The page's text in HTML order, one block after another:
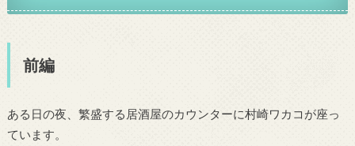
前編
ある日の夜、繁盛する居酒屋のカウンターに村崎ワカコが座っ
ています。